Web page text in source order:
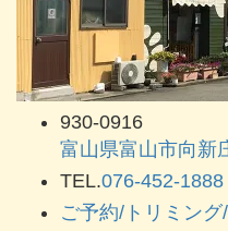
930-0916
富山県富山市向新
TEL.076-452-1888
ご予約/トリミン